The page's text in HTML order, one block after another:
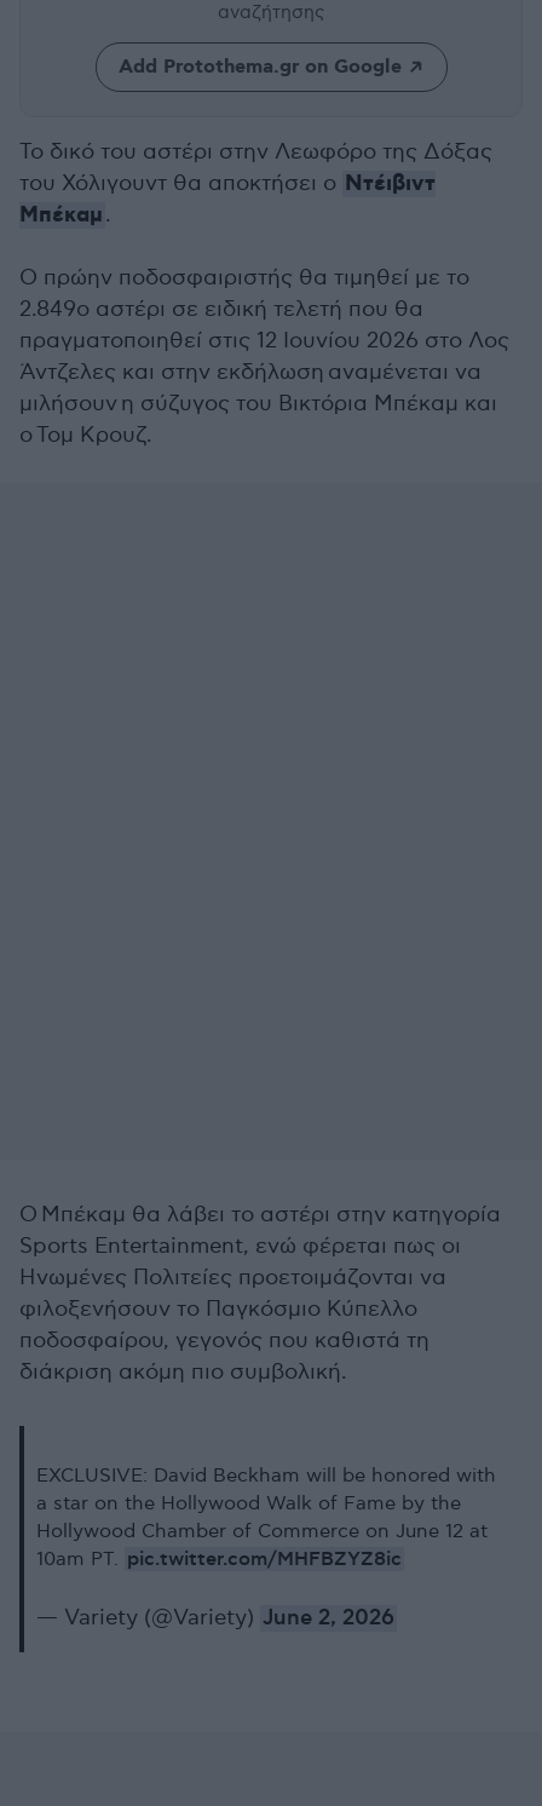
αναζήτησης
Add Protothema.gr on Google
Το δικό του αστέρι στην Λεωφόρο της Δόξας
του Χόλιγουντ θα αποκτήσει ο Ντέιβιντ
Μπέκαμ.
Ο πρώην ποδοσφαιριστής θα τιμηθεί με το
2.849ο αστέρι σε ειδική τελετή που θα
πραγματοποιηθεί στις 12 Ιουνίου 2026 στο Λος
Άντζελες και στην εκδήλωση αναμένεται να
μιλήσουν η σύζυγος του Βικτόρια Μπέκαμ και
ο Τομ Κρουζ.
Ο Μπέκαμ θα λάβει το αστέρι στην κατηγορία
Sports Entertainment, ενώ φέρεται πως οι
Ηνωμένες Πολιτείες προετοιμάζονται να
φιλοξενήσουν το Παγκόσμιο Κύπελλο
ποδοσφαίρου, γεγονός που καθιστά τη
διάκριση ακόμη πιο συμβολική.
EXCLUSIVE: David Beckham will be honored with
a star on the Hollywood Walk of Fame by the
Hollywood Chamber of Commerce on June 12 at
10am PT. pic.twitter.com/MHFBZYZ8ic
— Variety (@Variety) June 2, 2026